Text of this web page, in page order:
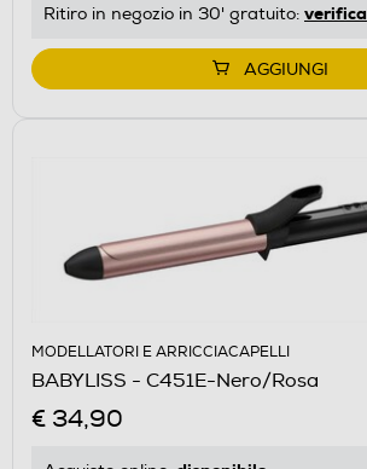
Ritiro in negozio in 30' gratuito: verifica
AGGIUNGI
MODELLATORI E ARRICCIACAPELLI
BABYLISS - C451E-Nero/Rosa
€ 34,90